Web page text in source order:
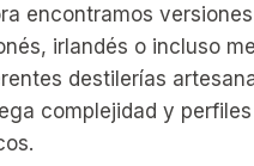
encontramos
irlandés o incluso
destilerías
complejidad y